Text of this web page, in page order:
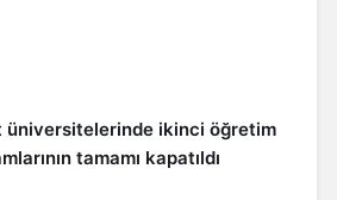
üniversitelerinde ikinci öğretim
tamamı kapatıldı